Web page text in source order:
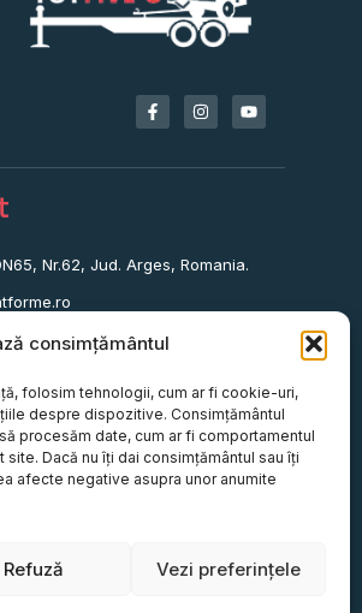
consimțământul
folosim tehnologii, cum ar fi cookie-uri,
despre dispozitive. Consimțământul
procesăm date, cum ar fi comportamentul
Dacă nu îți dai consimțământul sau îți
afecte negative asupra unor anumite
Refuză Vezi preferințele
Nr.62, Jud. Arges, Romania.